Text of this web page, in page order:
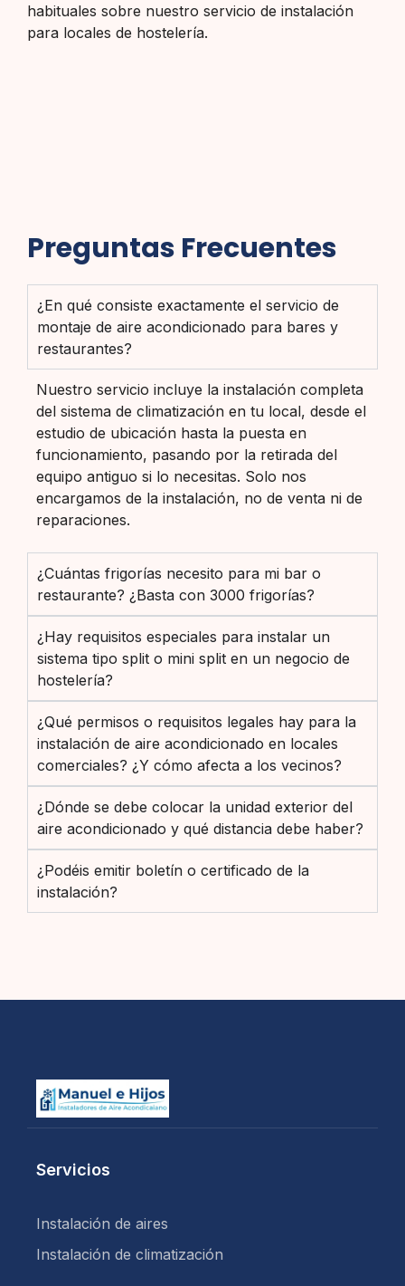
habituales sobre nuestro servicio de instalación
para locales de hostelería.
Preguntas Frecuentes
¿En qué consiste exactamente el servicio de
montaje de aire acondicionado para bares y
restaurantes?
Nuestro servicio incluye la instalación completa
del sistema de climatización en tu local, desde el
estudio de ubicación hasta la puesta en
funcionamiento, pasando por la retirada del
equipo antiguo si lo necesitas. Solo nos
encargamos de la instalación, no de venta ni de
reparaciones.
¿Cuántas frigorías necesito para mi bar o
restaurante? ¿Basta con 3000 frigorías?
¿Hay requisitos especiales para instalar un
sistema tipo split o mini split en un negocio de
hostelería?
¿Qué permisos o requisitos legales hay para la
instalación de aire acondicionado en locales
comerciales? ¿Y cómo afecta a los vecinos?
¿Dónde se debe colocar la unidad exterior del
aire acondicionado y qué distancia debe haber?
¿Podéis emitir boletín o certificado de la
instalación?
Servicios
Instalación de aires
Instalación de climatización